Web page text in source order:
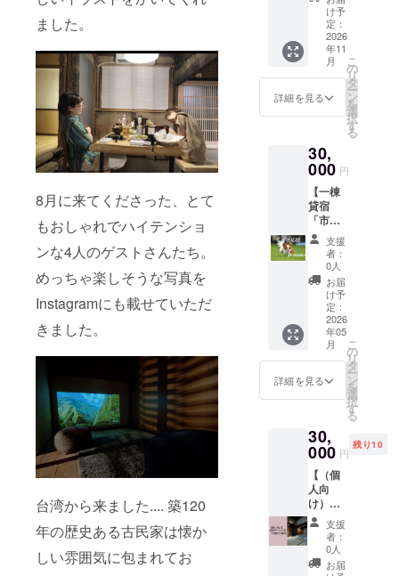
ました。
8月に来てくださった、とて
もおしゃれでハイテンショ
ンな4人のゲストさんたち。
めっちゃ楽しそうな写真を
Instagramにも載せていただ
きました。
台湾から来ました.... 築120
年の歴史ある古民家は懐か
しい雰囲気に包まれてお
温にて
保存
消費期
限：お
原材
料 ：
県
産）、
玉葱、
砂糖、
醤油、
みり
ん、
酒、バ
ター、
（一部
に牛
肉、乳
成分、
大豆、
小麦を
＜岩津
ねぎせ
＞ 内容
量 ：2
枚×16袋
保存方
法：直
射日
光・高
温多湿
を避
け、常
温にて
※地元の
方との
スケ
ジュー
ルの調
要があ
ります
ことは
ご支援
後にご
連絡の
上相談
させて
くださ
い。
があ
り、料
理から
の食事
を仲間
と楽し
むこと
ト同伴
も可能
です
（同意
書・接
種証明
書が必
要にな
りま
す。）
・詳し
くはプ
ロジェ
クト内
リンク
Airbnb
や
のリス
ティン
グをご
覧くだ
さい。
※ゴール
デン
ウィー
ク（5月
1日〜10
イト運
用など
もアド
バイス
いたし
ます。
これか
げよう
と考え
方、レ
ビュー
が伸び
悩んで
いる方
におす
すめし
ます。
※日程に
ついて
は、支
援確定
後、
メール
ださ
い。
地元の
猟師に
よる山
歩きに
同行！
普段鹿
の駆除
などを
ロの猟
師の現
場に同
行し、
狩りの
現場の
様子を
実際に
みてい
ただけ
ます。
お土産
に、地
元朝来
市で鹿
肉の捕
獲・製
いる
「ココ
んの鹿
ジャー
キー50g
を提供
しま
す。 ※
銃を撃
け予
定：
2026
年11
月
詳細を見る
こ
の
リ
タ
ー
ン
を
選
択
す
る
30,
000 円
【一棟
貸宿
「市御
堂」を
『もっ
と支
援』】
代表の
深田か
ら、感
謝の気
持ちを
こめて
手書き
のお手
お届け
させて
いただ
きま
す。 ご
支援金
は、わ
んちゃ
んと楽
しむこ
支援
者：
0人
お届
け予
定：
2026
年05
月
詳細を見る
こ
の
リ
タ
ー
ン
を
選
択
す
る
30,
000 円
残り10
【（個
人向
け）宿
泊サー
ビス
券】年
間平日
支援
者：
0人
お届